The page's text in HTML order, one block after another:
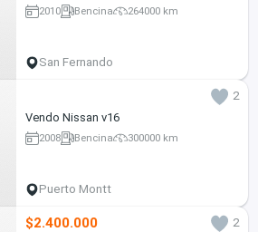
2010 Bencina 264000 km
San Fernando
2
Vendo Nissan v16
2008 Bencina 300000 km
Puerto Montt
$2.400.000
2